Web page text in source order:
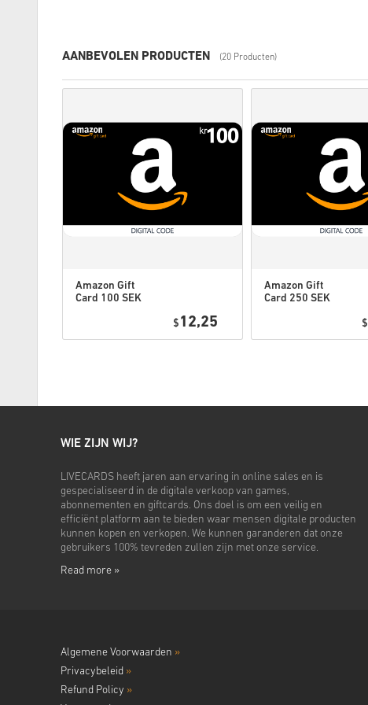
AANBEVOLEN PRODUCTEN (20 Producten)
Amazon Gift
Card 100 SEK
$ 12,25
Amazon Gift
Card 250 SEK
$
WIE ZIJN WIJ?
LIVECARDS heeft jaren aan ervaring in online sales en is
gespecialiseerd in de digitale verkoop van games,
abonnementen en giftcards. Ons doel is om een veilig en
efficiënt platform aan te bieden waar mensen digitale producten
kunnen kopen en verkopen. We kunnen garanderen dat onze
gebruikers 100% tevreden zullen zijn met onze service.
Read more »
Algemene Voorwaarden »
Privacybeleid »
Refund Policy »